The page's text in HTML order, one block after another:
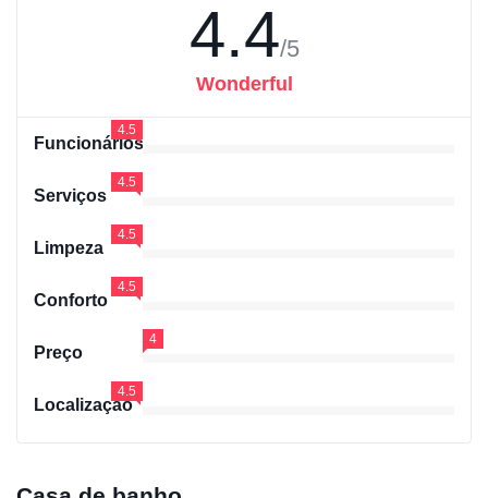
4.4/5
Wonderful
Funcionários
4.5
Serviços
4.5
Limpeza
4.5
Conforto
4.5
Preço
4
Localização
4.5